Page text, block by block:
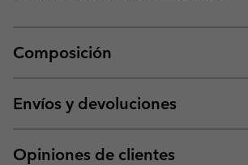
Composición
Envíos y devoluciones
Opiniones de clientes